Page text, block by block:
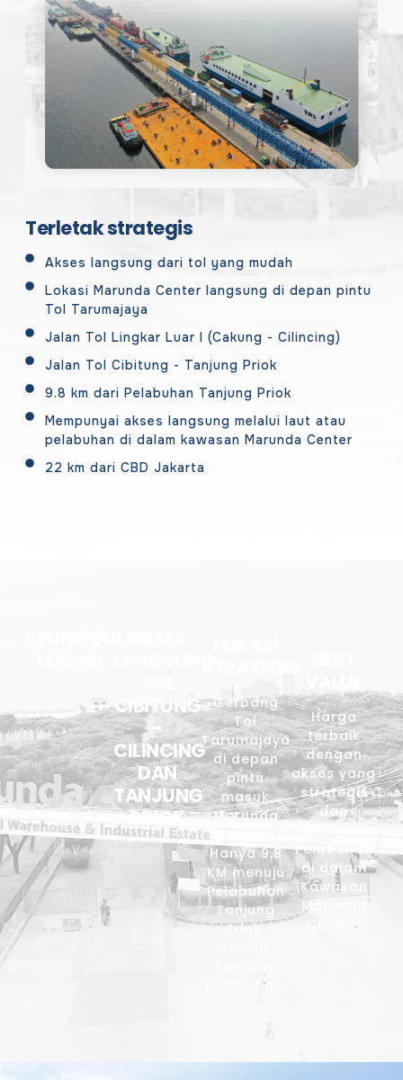
Terletak strategis​
Akses langsung dari tol yang mudah
Lokasi Marunda Center langsung di depan pintu
Tol Tarumajaya
Jalan Tol Lingkar Luar I (Cakung - Cilincing)
Jalan Tol Cibitung - Tanjung Priok
9.8 km dari Pelabuhan Tanjung Priok
Mempunyai akses langsung melalui laut atau
pelabuhan di dalam kawasan Marunda Center
22 km dari CBD Jakarta
CIBITUNG
-
CILINCING
DAN
TANJUNG
PRIOK
Gerbang
Tol
Tarumajaya
di depan
pintu
masuk
Marunda
Hanya 9.8
KM menuju
Pelabuhan
Tanjung
Priok.
Pelabuhan.
Harga
terbaik
dengan
akses yang
strategis
dan
Pelabuhan
di dalam
Kawasan
Marunda
Center.